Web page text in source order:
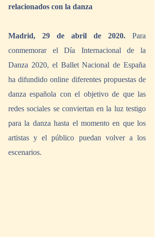
relacionados con la danza
Madrid, 29 de abril de 2020. Para
conmemorar el Día Internacional de la
Danza 2020, el Ballet Nacional de España
ha difundido online diferentes propuestas de
danza española con el objetivo de que las
redes sociales se conviertan en la luz testigo
para la danza hasta el momento en que los
artistas y el público puedan volver a los
escenarios.